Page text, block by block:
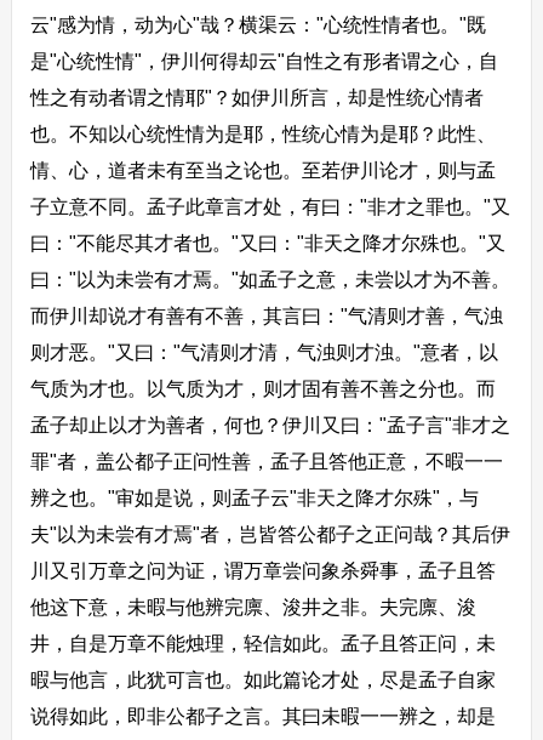
云"感为情，动为心"哉？横渠云："心统性情者也。"既
是"心统性情"，伊川何得却云"自性之有形者谓之心，自
性之有动者谓之情耶"？如伊川所言，却是性统心情者
也。不知以心统性情为是耶，性统心情为是耶？此性、
情、心，道者未有至当之论也。至若伊川论才，则与孟
子立意不同。孟子此章言才处，有曰："非才之罪也。"又
曰："不能尽其才者也。"又曰："非天之降才尔殊也。"又
曰："以为未尝有才焉。"如孟子之意，未尝以才为不善。
而伊川却说才有善有不善，其言曰："气清则才善，气浊
则才恶。"又曰："气清则才清，气浊则才浊。"意者，以
气质为才也。以气质为才，则才固有善不善之分也。而
孟子却止以才为善者，何也？伊川又曰："孟子言"非才之
罪"者，盖公都子正问性善，孟子且答他正意，不暇一一
辨之也。"审如是说，则孟子云"非天之降才尔殊"，与
夫"以为未尝有才焉"者，岂皆答公都子之正问哉？其后伊
川又引万章之问为证，谓万章尝问象杀舜事，孟子且答
他这下意，未暇与他辨完廪、浚井之非。夫完廪、浚
井，自是万章不能烛理，轻信如此。孟子且答正问，未
暇与他言，此犹可言也。如此篇论才处，尽是孟子自家
说得如此，即非公都子之言。其曰未暇一一辨之，却是